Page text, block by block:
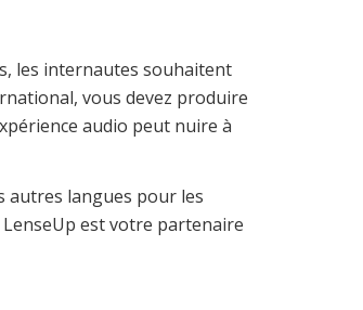
les internautes souhaitent
vous devez produire
audio peut nuire à
autres langues pour les
est votre partenaire